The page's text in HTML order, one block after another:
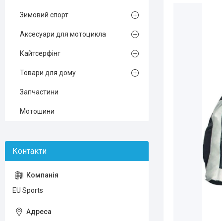
Зимовий спорт
Аксесуари для мотоцикла
Кайтсерфінг
Товари для дому
Запчастини
Мотошини
EU Sports